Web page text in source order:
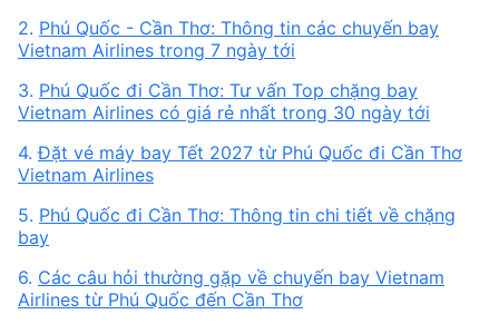
2. Phú Quốc - Cần Thơ: Thông tin các chuyến bay
Vietnam Airlines trong 7 ngày tới
3. Phú Quốc đi Cần Thơ: Tư vấn Top chặng bay
Vietnam Airlines có giá rẻ nhất trong 30 ngày tới
4.Đặt vé máy bay Tết 2027 từ Phú Quốc đi Cần Thơ
Vietnam Airlines
5. Phú Quốc đi Cần Thơ: Thông tin chi tiết về chặng
bay
6. Các câu hỏi thường gặp về chuyến bay Vietnam
Airlines từ Phú Quốc đến Cần Thơ